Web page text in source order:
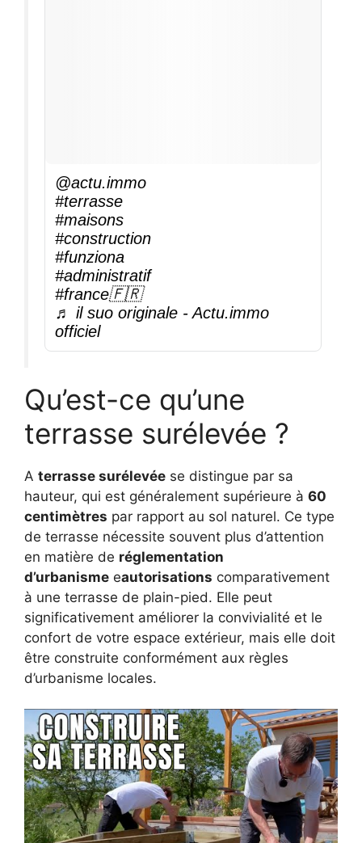
@actu.immo
#terrasse
#maisons
#construction
#funziona
#administratif
#france🇫🇷
♬ il suo originale - Actu.immo
officiel
Qu’est-ce qu’une
terrasse surélevée ?
A terrasse surélevée se distingue par sa
hauteur, qui est généralement supérieure à 60
centimètres par rapport au sol naturel. Ce type
de terrasse nécessite souvent plus d’attention
en matière de réglementation
d’urbanisme eautorisations comparativement
à une terrasse de plain-pied. Elle peut
significativement améliorer la convivialité et le
confort de votre espace extérieur, mais elle doit
être construite conformément aux règles
d’urbanisme locales.